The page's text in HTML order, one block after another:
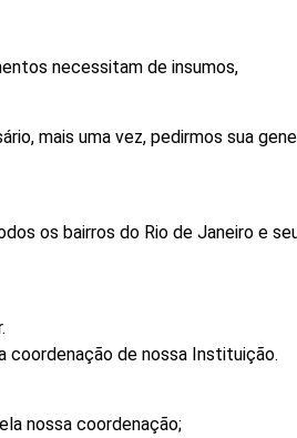
necessitam de insumos,
mais uma vez, pedirmos sua
os bairros do Rio de Janeiro e
coordenação de nossa Instituição.
nossa coordenação;